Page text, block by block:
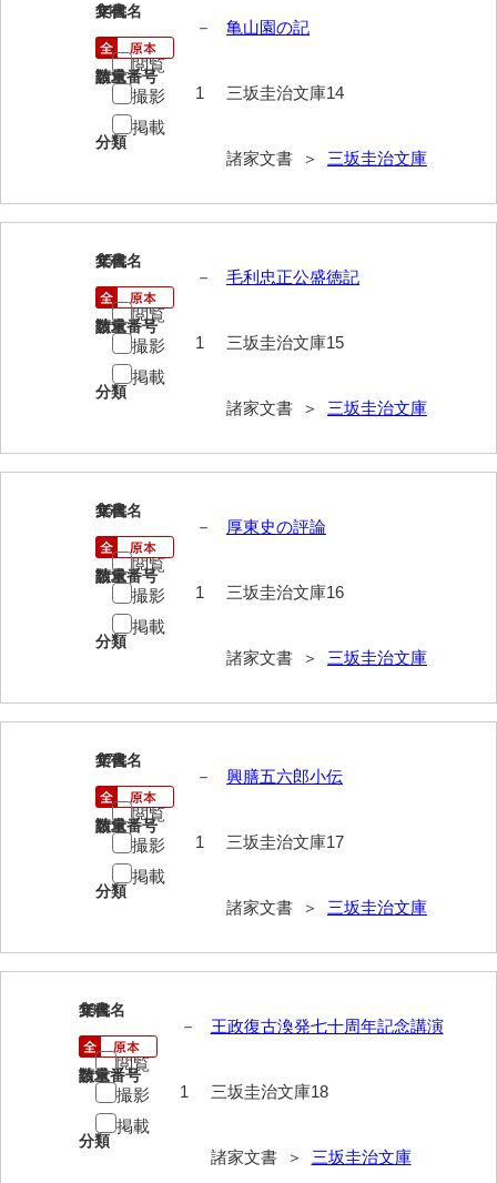
河崎家文書（旧神代村）
河田家文書
河野家文書（美祢市）
河野英男収集資料
神田一・二宮関係文書
岸浩文庫
岸村家文書
木津屋家文書
木原家文書
木村家文書
木村家文書（山口市）
木村一人文書
清末毛利家文書
国司家文書
国光家文書
国守家文書
熊谷家文書
熊谷家文書（山口市）
熊野家文書（防府市）
蔵田家文書
倉橋家文書
14
文書名
亀山園の記
請求番号
三坂圭治文庫14
分類
諸家文書 ＞ 三坂圭治文庫
年代
－
数量
1
閲覧
撮影
掲載
15
文書名
毛利忠正公盛徳記
請求番号
三坂圭治文庫15
分類
諸家文書 ＞ 三坂圭治文庫
年代
－
数量
1
閲覧
撮影
掲載
16
文書名
厚東史の評論
請求番号
三坂圭治文庫16
分類
諸家文書 ＞ 三坂圭治文庫
年代
－
数量
1
閲覧
撮影
掲載
17
文書名
興膳五六郎小伝
請求番号
三坂圭治文庫17
分類
諸家文書 ＞ 三坂圭治文庫
年代
－
数量
1
閲覧
撮影
掲載
18
文書名
王政復古渙発七十周年記念講演
請求番号
三坂圭治文庫18
分類
諸家文書 ＞ 三坂圭治文庫
年代
－
数量
1
閲覧
撮影
掲載